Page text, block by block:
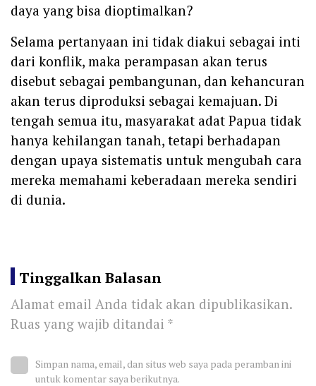
daya yang bisa dioptimalkan?
Selama pertanyaan ini tidak diakui sebagai inti
dari konflik, maka perampasan akan terus
disebut sebagai pembangunan, dan kehancuran
akan terus diproduksi sebagai kemajuan. Di
tengah semua itu, masyarakat adat Papua tidak
hanya kehilangan tanah, tetapi berhadapan
dengan upaya sistematis untuk mengubah cara
mereka memahami keberadaan mereka sendiri
di dunia.
Tinggalkan Balasan
Alamat email Anda tidak akan dipublikasikan.
Ruas yang wajib ditandai *
Simpan nama, email, dan situs web saya pada peramban ini
untuk komentar saya berikutnya.